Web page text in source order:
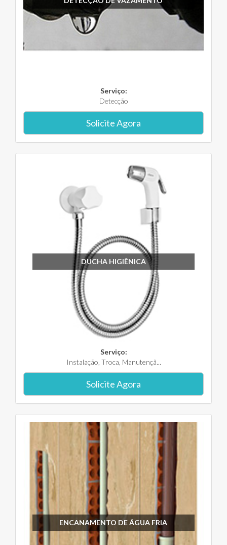
Serviço:
Detecção
Solicite Agora
DUCHA HIGIÊNICA
Serviço:
Instalação, Troca, Manutençã...
Solicite Agora
ENCANAMENTO DE ÁGUA FRIA